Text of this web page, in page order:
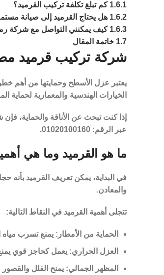
1.6.1 كم تبلغ تكلفة تركيب القرميد؟
1.6.2 هل يحتاج القرميد إلى صيانة
1.6.3 كيف يمكنني التواصل مع شركة
1.7 خاتمة المقال
شركة تركيب قرميد مصري
يعتبر عزل الأسطح وحمايتها من أهم
الخيارات الهندسية والمعمارية لحماية
إذا كنت تبحث عن الأناقة والحماية، فإن
عبر الرقم: 01020100160
.
ما هو القرميد وما هي
في البداية، يمكن تعريف القرميد
والمعادن.
تتجلى أهمية القرميد في النقاط التالية:
الحماية من الأمطار: يمنع تسرب مياه
العزل الحراري: يعمل كحاجز قوي
المظهر الجمالي: يمنح الفلل